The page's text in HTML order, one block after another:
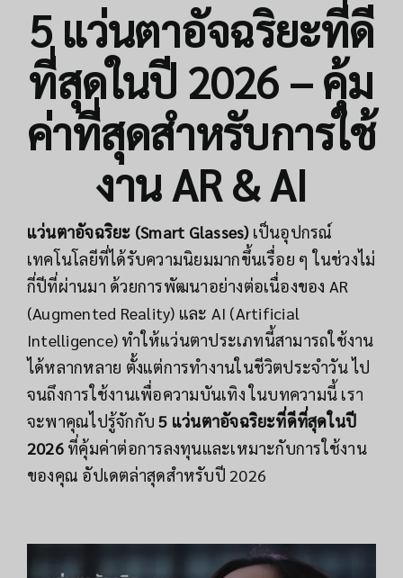
5 แว่นตาอัจฉริยะที่ดี
ที่สุดในปี 2026 – คุ้ม
ค่าที่สุดสำหรับการใช้
งาน AR & AI
แว่นตาอัจฉริยะ (Smart Glasses)เป็นอุปกรณ์
เทคโนโลยีที่ได้รับความนิยมมากขึ้นเรื่อย ๆ ในช่วงไม่
กี่ปีที่ผ่านมา ด้วยการพัฒนาอย่างต่อเนื่องของ AR
(Augmented Reality) และ AI (Artificial
Intelligence) ทำให้แว่นตาประเภทนี้สามารถใช้งาน
ได้หลากหลาย ตั้งแต่การทำงานในชีวิตประจำวัน ไป
จนถึงการใช้งานเพื่อความบันเทิง ในบทความนี้ เรา
จะพาคุณไปรู้จักกับ5 แว่นตาอัจฉริยะที่ดีที่สุดในปี
2026ที่คุ้มค่าต่อการลงทุนและเหมาะกับการใช้งาน
ของคุณ อัปเดตล่าสุดสำหรับปี 2026